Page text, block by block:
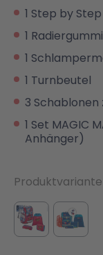
1 Step by
1 Radiergummi
1
1 Turnbeutel
3
1 Set MAGIC
Anhänger)